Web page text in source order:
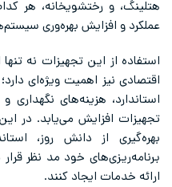
هتلینگ، و رختشویخانه، هر
عملکرد و افزایش بهره‌وری
استفاده از این تجهیزات نه
اقتصادی نیز اهمیت ویژه‌ای
استاندارد، هزینه‌های
تجهیزات افزایش می‌یابد. در
بهره‌گیری از دانش روز،
برنامه‌ریزی‌های خود مد نظر
ارائه خدمات ایجاد کنند.